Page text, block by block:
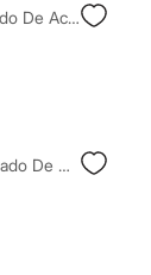
Óculos De Sol Unissex Quadrado De Acetato Preto
Óculos De Sol Feminino Quadrado De Acetato Triton Preto